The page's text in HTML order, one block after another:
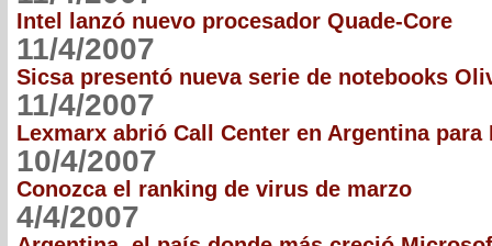
Intel lanzó nuevo procesador Quade-Core
11/4/2007
Sicsa presentó nueva serie de notebooks
11/4/2007
Lexmarx abrió Call Center en Argentina para
10/4/2007
Conozca el ranking de virus de marzo
4/4/2007